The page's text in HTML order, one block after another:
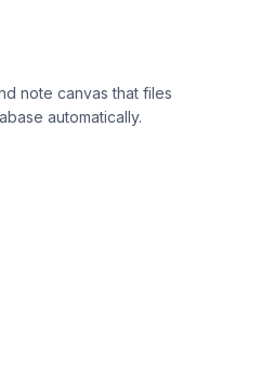
note canvas that files
automatically.